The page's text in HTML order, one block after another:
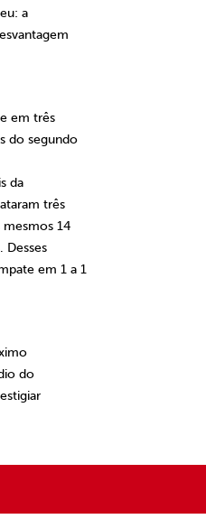
a
em três
do segundo
da
três
mesmos 14
Desses
em 1 a 1
do